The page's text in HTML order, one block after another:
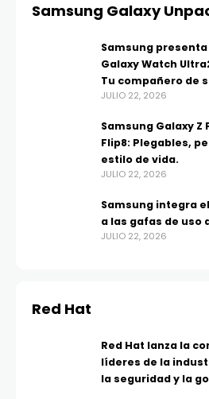
Samsung Galaxy
Samsung
Galaxy Watch
Tu compañero de
JULIO 22, 2026
Samsung Galaxy Z
Flip8: Plegables,
estilo de vida.
JULIO 22, 2026
Samsung integra
a las gafas de uso
JULIO 22, 2026
Red Hat
Red Hat lanza la
líderes de la
la seguridad y la